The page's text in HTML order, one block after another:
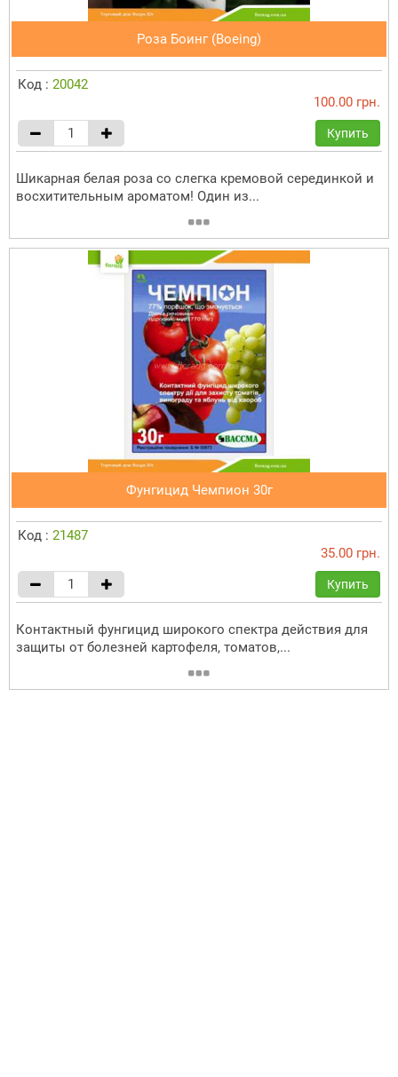
Роза Боинг (Boeing)
Код : 20042
100.00 грн.
Купить
Шикарная белая роза со слегка кремовой серединкой и
восхитительным ароматом! Один из...
Фунгицид Чемпион 30г
Код : 21487
35.00 грн.
Купить
Контактный фунгицид широкого спектра действия для
защиты от болезней картофеля, томатов,...